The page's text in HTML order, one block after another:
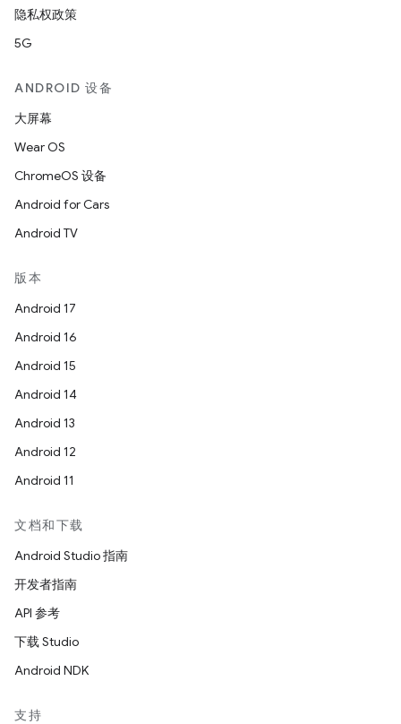
隐私权政策
5G
ANDROID 设备
大屏幕
Wear OS
ChromeOS 设备
Android for Cars
Android TV
版本
Android 17
Android 16
Android 15
Android 14
Android 13
Android 12
Android 11
文档和下载
Android Studio 指南
开发者指南
API 参考
下载 Studio
Android NDK
支持